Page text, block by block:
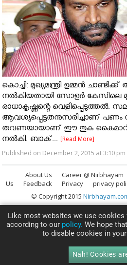
കൊച്ചി: മുഖ്യമന്ത്രി ഉമ്മന്‍
നല്‍കിയതായി സോളര്‍ കേസിലെ
രാധാകൃഷ്ണന്റെ വെളിപ്പെടുത്തല്‍.
ആവശ്യപ്പെട്ടതനുസരിച്ചാണ്
തവണയായാണ് ഈ തുക
നല്‍കി. ബാക്...[Read More]
Published on December 2, 2015 at 3:10 pm
About Us Career @ Nirbhayam
Us
Feedback Privacy privacy
© Copyright 2015
Like most websites we use cookies
according to our policy. We hope
to disable cookies in
Nah! Cookies